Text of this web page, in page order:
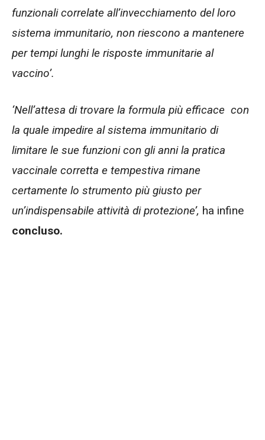
funzionali correlate all’invecchiamento del loro
sistema immunitario, non riescono a mantenere
per tempi lunghi le risposte immunitarie al
vaccino’.
‘Nell’attesa di trovare la formula più efficace con
la quale impedire al sistema immunitario di
limitare le sue funzioni con gli anni la pratica
vaccinale corretta e tempestiva rimane
certamente lo strumento più giusto per
un’indispensabile attività di protezione’, ha infine
concluso.